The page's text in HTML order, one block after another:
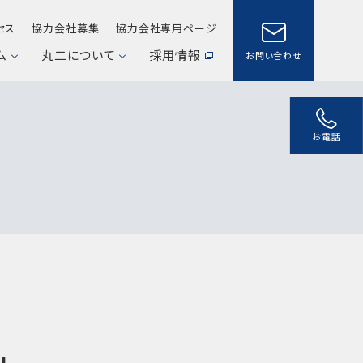
丸二について 採用情報
ス 協力会社募集 協力会社専用ページ
お電話
お問い合わせ